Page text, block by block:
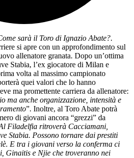
sarà il Toro di Ignazio Abate?.
si apre con un approfondimento sul
allenatore granata. Dopo un’ottima
Stabia, l’ex giocatore di Milan e
volta al massimo campionato
quei valori che lo hanno
ma promettente carriera da allenatore:
ma anche organizzazione, intensità e
”. Inoltre, al Toro Abate potrà
di giovani ancora “grezzi” da
Filadelfia ritroverà Cacciamani,
Stabia. Possono tornare dai prestiti
E tra i giovani verso la conferma ci
Ginaitis e Njie che troveranno nei